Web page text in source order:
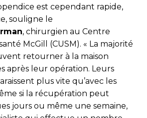
est cependant rapide,
souligne le
, chirurgien au Centre
McGill (CUSM). « La majorité
retourner à la maison
après leur opération. Leurs
plus vite qu’avec les
si la récupération peut
jours ou même une semaine,